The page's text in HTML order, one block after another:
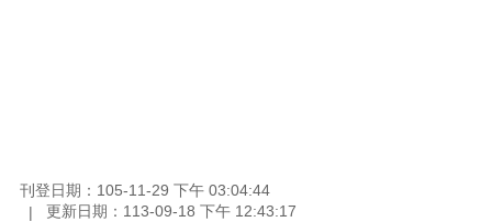
刊登日期：105-11-29 下午 03:04:44
更新日期：113-09-18 下午 12:43:17